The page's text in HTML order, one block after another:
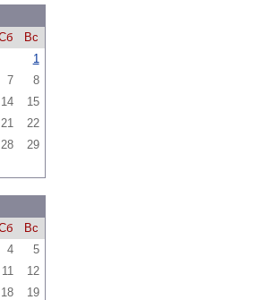
Вс
1
7
8
14
15
21
22
28
29
Вс
4
5
11
12
18
19